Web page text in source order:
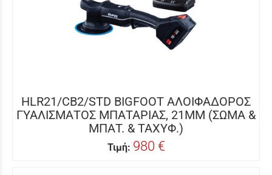
HLR21/CB2/STD BIGFOOT ΑΛΟΙΦΑΔΟΡΟΣ
ΓΥΑΛΙΣΜΑΤΟΣ ΜΠΑΤΑΡΙΑΣ, 21MM (ΣΩΜΑ &
ΜΠΑΤ. & ΤΑΧΥΦ.)
Τιμή: 980 €